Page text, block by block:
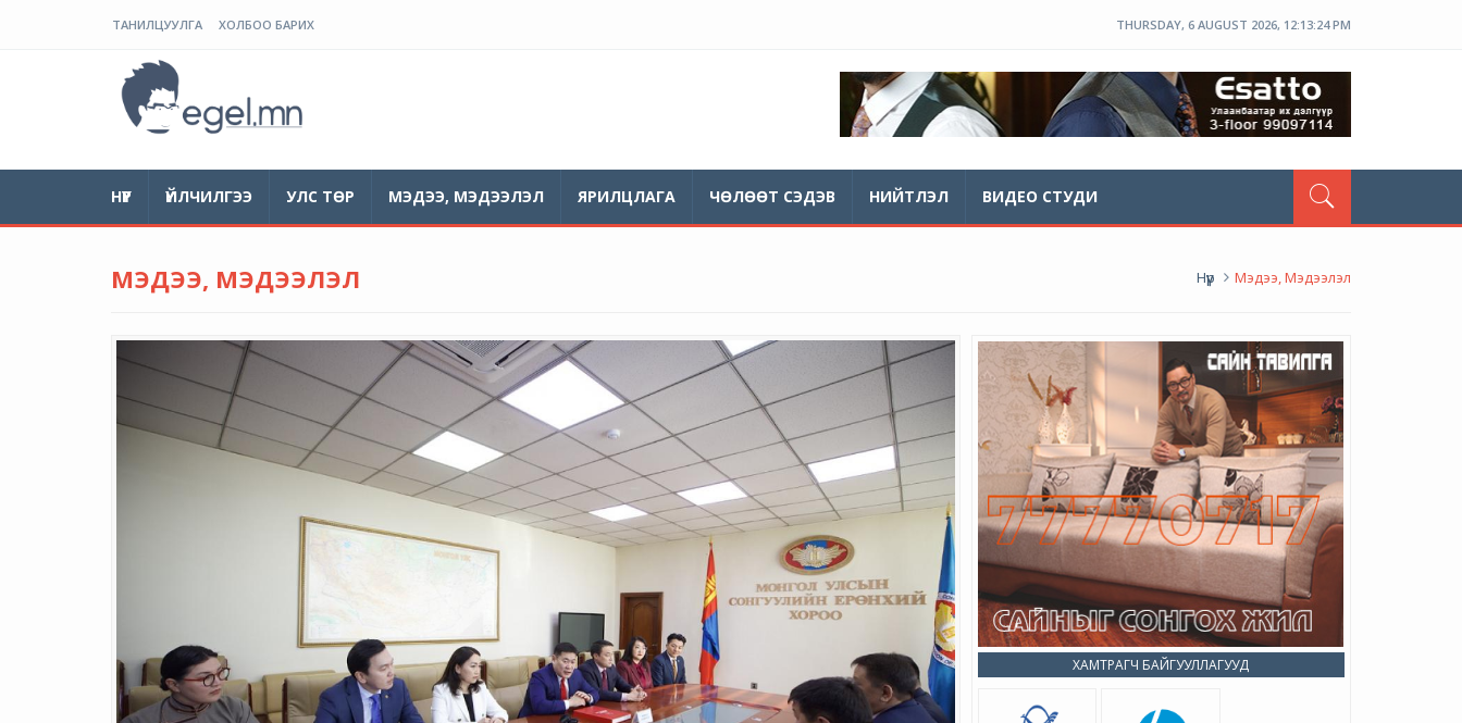
ТАНИЛЦУУЛГА ХОЛБОО БАРИХ THURSDAY, 6 AUGUST 2026, 12:13:25 PM
НҮҮР ҮЙЛЧИЛГЭЭ УЛС ТӨР МЭДЭЭ, МЭДЭЭЛЭЛ ЯРИЛЦЛАГА ЧӨЛӨӨТ СЭДЭВ НИЙТЛЭЛ ВИДЕО СТУДИ
МЭДЭЭ, МЭДЭЭЛЭЛ Нүүр Мэдээ, Мэдээлэл
ХАМТРАГЧ БАЙГУУЛЛАГУУД